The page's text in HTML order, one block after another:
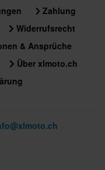
Zahlung
Widerrufsrecht
& Ansprüche
Über xlmoto.ch